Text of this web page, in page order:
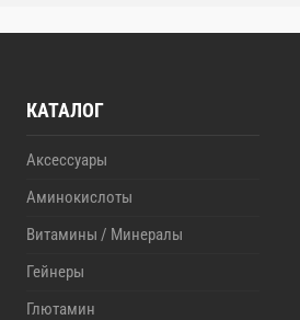
КАТАЛОГ
Аксессуары
Аминокислоты
Витамины / Минералы
Гейнеры
Глютамин